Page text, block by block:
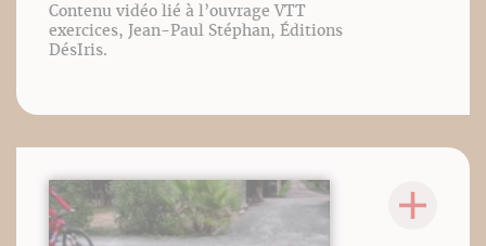
Contenu vidéo lié à l’ouvrage VTT
exercices, Jean-Paul Stéphan, Éditions
DésIris.